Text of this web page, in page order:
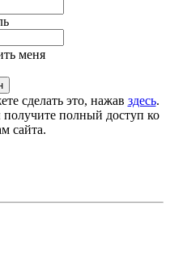
меня
сделать это, нажав здесь.
полный доступ ко
сайта.